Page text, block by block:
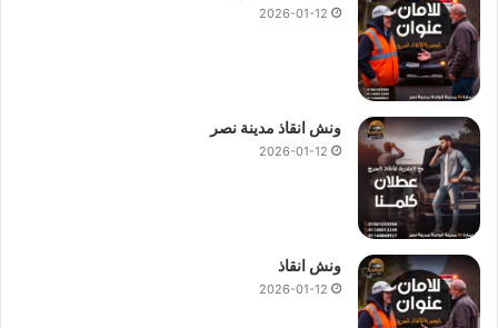
2026-01-12
ونش انقاذ مدينة نصر
2026-01-12
ونش انقاذ
2026-01-12